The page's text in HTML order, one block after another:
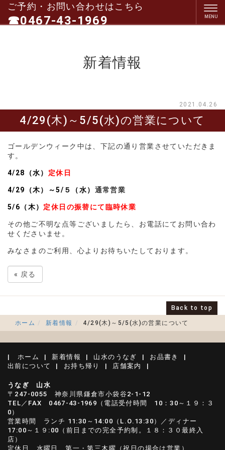
ご予約・お問い合わせはこちら
☎0467-43-1969
新着情報
2021.04.26
4/29(木)～5/5(水)の営業について
ゴールデンウィーク中は、下記の通り営業させていただきま
す。
4/28（水） 定休日
4/29（木）～5/５（水） 通常営業
5/6（木） 定休日の振替にて臨時休業
その他ご不明な点等ございましたら、お電話にてお問い合わ
せくださいませ。
みなさまのご利用、心よりお待ちいたしております。
« 戻る
Back to top
ホーム 新着情報 4/29(木)～5/5(水)の営業について
ホーム 新着情報 山水のうなぎ
お品書き
出前について
お持ち帰り 店舗案内
うなぎ 山水
〒247-0055 神奈川県鎌倉市小袋谷2-1-12
TEL ／ FAX 0467-43-1969（ 電話受付時間 10：30～１９：３
0）
営業時間 ランチ 11:30～14:00（L.O.13:30）／ディナー
17:00～１９:00（前日までの完全予約制。１８：３０最終入
店）
定休日 水曜日、第一・第三木曜（祝日の場合は営業）